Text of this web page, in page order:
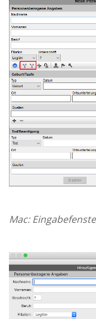
Mac: